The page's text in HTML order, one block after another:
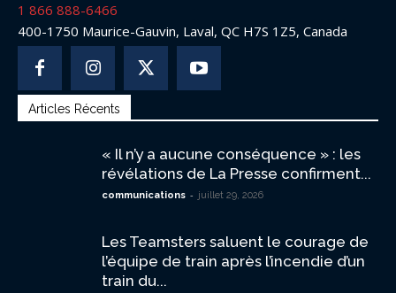
1 866 888-6466
400-1750 Maurice-Gauvin, Laval, QC H7S 1Z5, Canada
Articles Récents
« Il n’y a aucune conséquence » : les
révélations de La Presse confirment...
communications - juillet 29, 2026
Les Teamsters saluent le courage de
l’équipe de train après l’incendie d’un
train du...